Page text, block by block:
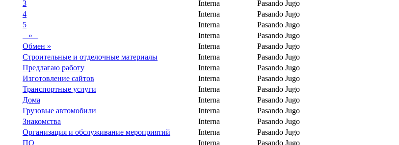
3
Interna
Pasando Jugo
4
Interna
Pasando Jugo
5
Interna
Pasando Jugo
»
Interna
Pasando Jugo
Обмен »
Interna
Pasando Jugo
Строительные и отделочные материалы
Interna
Pasando Jugo
Предлагаю работу
Interna
Pasando Jugo
Изготовление сайтов
Interna
Pasando Jugo
Транспортные услуги
Interna
Pasando Jugo
Дома
Interna
Pasando Jugo
Грузовые автомобили
Interna
Pasando Jugo
Знакомства
Interna
Pasando Jugo
Организация и обслуживание мероприятий
Interna
Pasando Jugo
ПО
Interna Pasando Jugo